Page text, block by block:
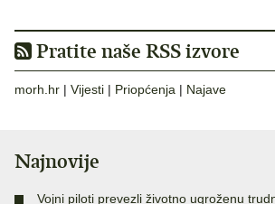
Pratite naše RSS izvore
morh.hr | Vijesti | Priopćenja | Najave
Najnovije
Vojni piloti prevezli životno ugroženu